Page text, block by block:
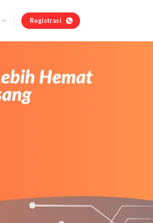
Registrasi